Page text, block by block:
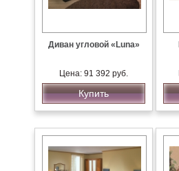
Диван угловой «Luna»
Цена: 91 392 руб.
Купить